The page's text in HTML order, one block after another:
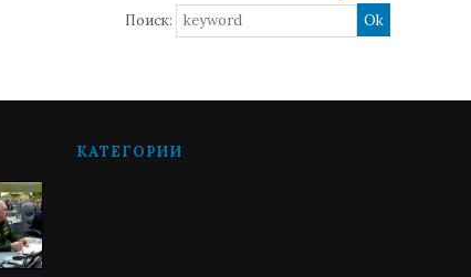
Поиск:
КАТЕГОРИИ